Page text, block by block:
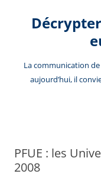
contenu
La communication
aujourd’hui, il
PFUE : les
2008